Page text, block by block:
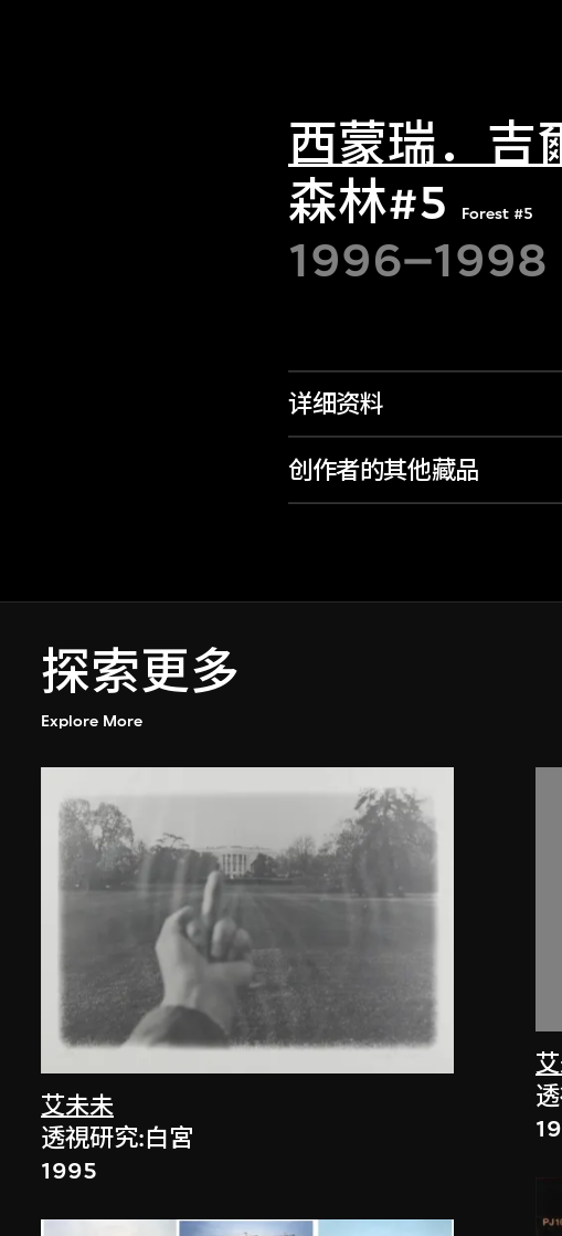
西蒙瑞．吉
森林#5 Forest #5
1996–1998
详细资料
创作者的其他藏品
探索更多
Explore More
艾未未
透視研究:白宮
1995